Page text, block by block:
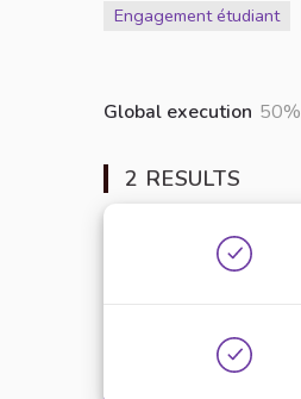
Scope
Engagement étudiant
Global execution 50%
2 RESULTS